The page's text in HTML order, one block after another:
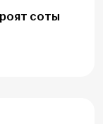
соты